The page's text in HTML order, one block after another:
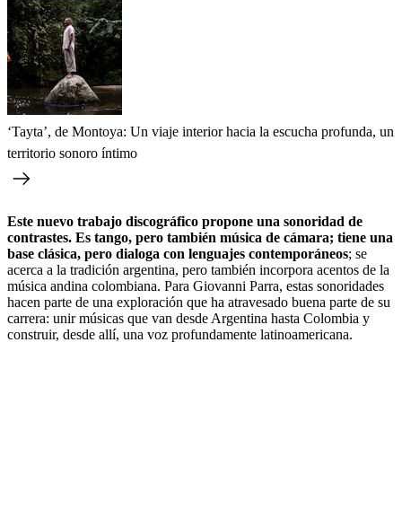
‘Tayta’, de Montoya: Un viaje interior hacia la escucha profunda, un
territorio sonoro íntimo
Este nuevo trabajo discográfico propone una sonoridad de
contrastes. Es tango, pero también música de cámara; tiene una
base clásica, pero dialoga con lenguajes contemporáneos; se
acerca a la tradición argentina, pero también incorpora acentos de la
música andina colombiana. Para Giovanni Parra, estas sonoridades
hacen parte de una exploración que ha atravesado buena parte de su
carrera: unir músicas que van desde Argentina hasta Colombia y
construir, desde allí, una voz profundamente latinoamericana.